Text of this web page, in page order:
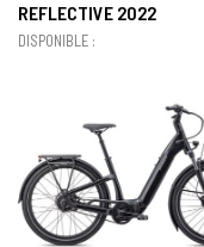
REFLECTIVE 2022
DISPONIBLE :